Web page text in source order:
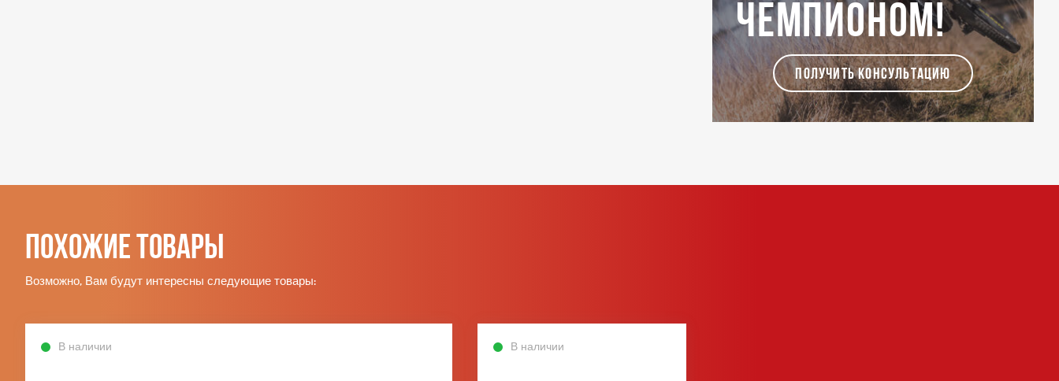
чемпионом!
ПОЛУЧИТЬ КОНСУЛЬТАЦИЮ
Похожие товары
Возможно, Вам будут интересны следующие товары:
В наличии В наличии